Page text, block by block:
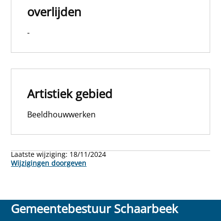
overlijden
-
Artistiek gebied
Beeldhouwwerken
Laatste wijziging: 18/11/2024
Wijzigingen doorgeven
Gemeentebestuur Schaarbeek